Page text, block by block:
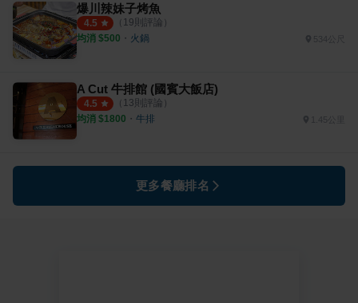
爆川辣妹子烤魚
4.5 （ 19則評論）
均消 $500 ・ 火鍋 534公尺
A Cut 牛排館 (國賓大飯店)
4.5 （ 13則評論）
均消 $1800 ・ 牛排 1.45公里
更多餐廳排名